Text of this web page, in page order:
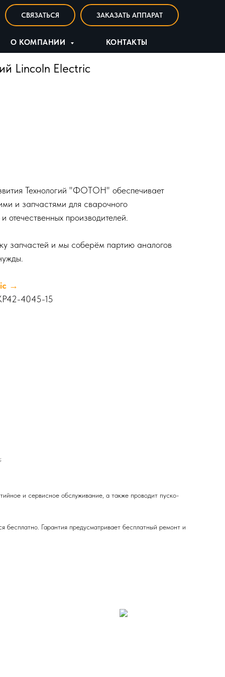
СВЯЗАТЬСЯ ЗАКАЗАТЬ АППАРАТ
О КОМПАНИИ КОНТАКТЫ
Lincoln Electric
Технологий "ФОТОН" обеспечивает
и запчастями для сварочного
производителей.
запчастей и мы соберём партию аналогов
→
4045-15
и сервисное обслуживание, а также проводит пуско-
бесплатно. Гарантия предусматривает бесплатный ремонт и